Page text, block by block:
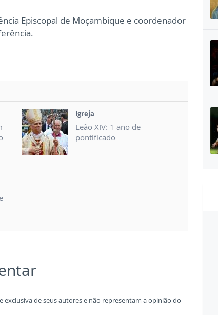
Episcopal de Moçambique e coordenador
Igreja
Leão XIV: 1 ano de
pontificado
de seus autores e não representam a opinião do